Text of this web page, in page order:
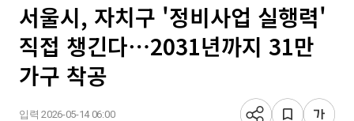
서울시, 자치구 '정비사업 실행력'
직접 챙긴다⋯2031년까지 31만
가구 착공
입력 2026-05-14 06:00